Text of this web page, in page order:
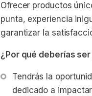
Ofrecer productos
punta, experiencia
garantizar la
¿Por qué deberías
Tendrás la
dedicado a